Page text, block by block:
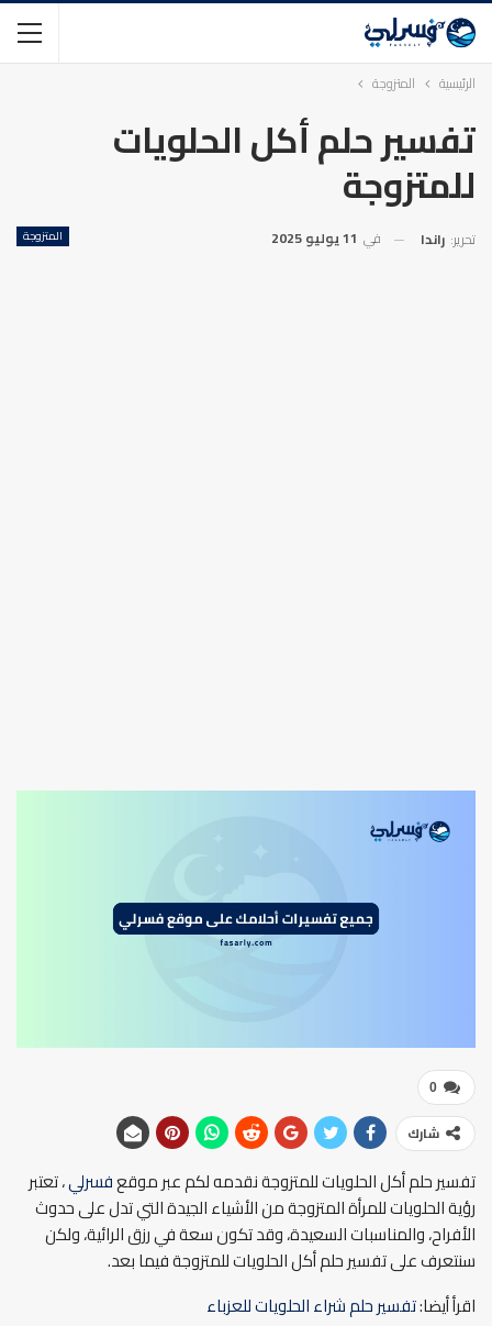
الرئيسية المتزوجة
تفسير حلم أكل الحلويات
للمتزوجة
المتزوجة تحرير: راندا في 11 يوليو 2025
0
شارك
تفسير حلم أكل الحلويات للمتزوجة نقدمه لكم عبر موقعفسرلي، تعتبر
رؤية الحلويات للمرأة المتزوجة من الأشياء الجيدة التي تدل على حدوث
الأفراح، والمناسبات السعيدة، وقد تكون سعة في رزق الرائية، ولكن
سنتعرف على تفسير حلم أكل الحلويات للمتزوجة فيما بعد.
اقرأ أيضا:تفسير حلم شراء الحلويات للعزباء